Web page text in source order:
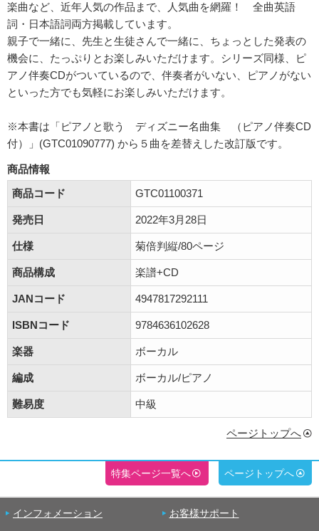
楽曲など、近年人気の作品まで、人気曲を網羅！ 全曲英語
詞・日本語詞両方掲載しています。
親子で一緒に、先生と生徒さんで一緒に、ちょっとした発表の
機会に、たっぷりとお楽しみいただけます。シリーズ同様、ピ
アノ伴奏CDがついているので、伴奏者がいない、ピアノがない
といった方でも気軽にお楽しみいただけます。
※本書は「ピアノと歌う ディズニー名曲集 （ピアノ伴奏CD
付）」(GTC01090777) から５曲を差替えした改訂版です。
商品情報
商品コード
GTC01100371
発売日 2022年3月28日
仕様 菊倍判縦/80ページ
商品構成 楽譜+CD
JANコード 4947817292111
ISBNコード 9784636102628
楽器 ボーカル
編成 ボーカル/ピアノ
難易度 中級
ページトップへ
特集ページ一覧へ ページトップへ
インフォメーション お客様サポート